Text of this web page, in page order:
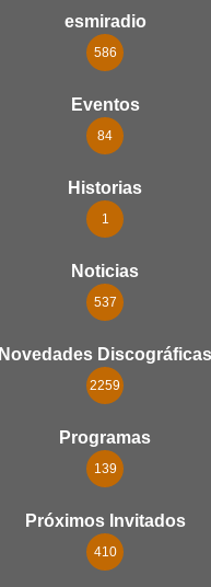
esmiradio
586
Eventos
84
Historias
1
Noticias
537
Novedades Discográficas
2259
Programas
139
Próximos Invitados
410